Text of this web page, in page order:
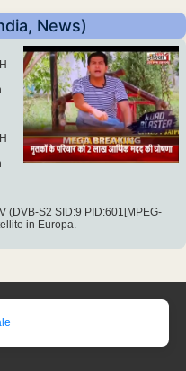
News)
(DVB-S2 SID:9 PID:601[MPEG-
in Europa.